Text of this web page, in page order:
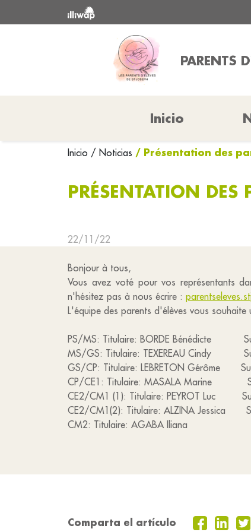
PARENTS
Inicio
Inicio / Noticias / Présentation des
PRÉSENTATION DES
22/11/22
Bonjour à tous,
Vous avez voté pour vos représentants
n'hésitez pas à nous écrire :
L'équipe des parents d'élèves vous souhaite
PS/MS: Titulaire: BORDE Bénédicte
MS/GS: Titulaire: TEXEREAU Cindy
GS/CP: Titulaire: LEBRETON Gérôme
CP/CE1: Titulaire: MASALA Marine
CE2/CM1 (1): Titulaire: PEYROT Luc
CE2/CM1(2): Titulaire: ALZINA Jessica
CM2: Titulaire: AGABA Iliana
Comparta el artículo